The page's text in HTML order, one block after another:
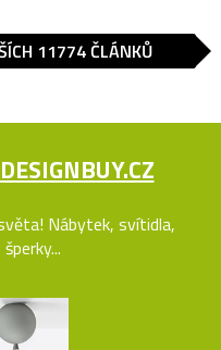
11774 ČLÁNKŮ
DESIGNBUY.CZ
Nábytek, svítidla,